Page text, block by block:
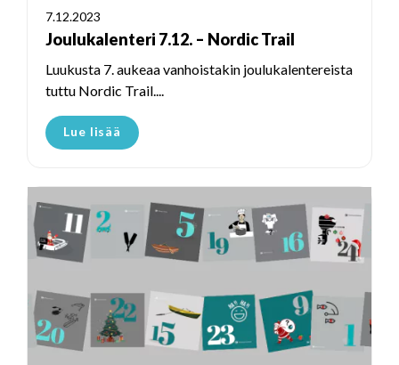
7.12.2023
Joulukalenteri 7.12. – Nordic Trail
Luukusta 7. aukeaa vanhoistakin joulukalentereista
tuttu Nordic Trail....
Lue lisää